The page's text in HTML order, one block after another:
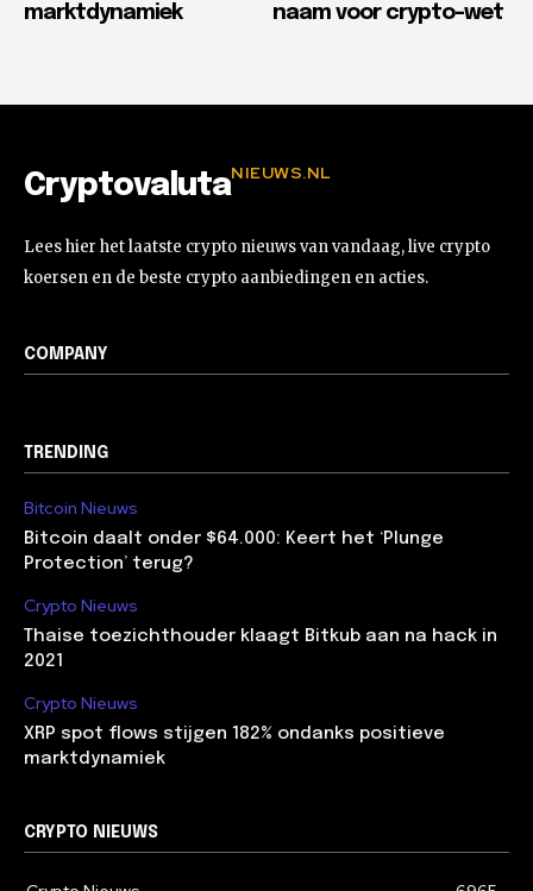
marktdynamiek
naam voor crypto-wet
CryptovalutaNIEUWS.NL
Lees hier het laatste crypto nieuws van vandaag, live crypto
koersen en de beste crypto aanbiedingen en acties.
COMPANY
TRENDING
Bitcoin Nieuws
Bitcoin daalt onder $64.000: Keert het ‘Plunge
Protection’ terug?
Crypto Nieuws
Thaise toezichthouder klaagt Bitkub aan na hack in
2021
Crypto Nieuws
XRP spot flows stijgen 182% ondanks positieve
marktdynamiek
CRYPTO NIEUWS